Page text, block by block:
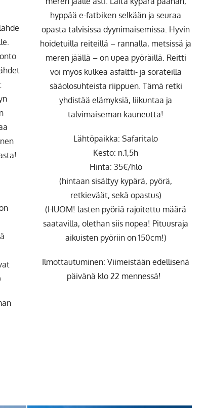
hyppää e-fatbiken selkään ja seuraa
opasta talvisissa dyynimaisemissa. Hyvin
hoidetuilla reiteillä – rannalla, metsissä ja
meren jäällä – on upea pyöräillä. Reitti
voi myös kulkea asfaltti- ja sorateillä
sääolosuhteista riippuen. Tämä retki
yhdistää elämyksiä, liikuntaa ja
talvimaiseman kauneutta!
Lähtöpaikka: Safaritalo
Kesto: n.1,5h
Hinta: 35€/hlö
(hintaan sisältyy kypärä, pyörä,
retkieväät, sekä opastus)
(HUOM! lasten pyöriä rajoitettu määrä
saatavilla, olethan siis nopea! Pituusraja
aikuisten pyöriin on 150cm!)
Ilmottautuminen: Viimeistään edellisenä
päivänä klo 22 mennessä!